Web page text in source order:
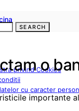
privind Cookies
cu caracter
SEARCH
o